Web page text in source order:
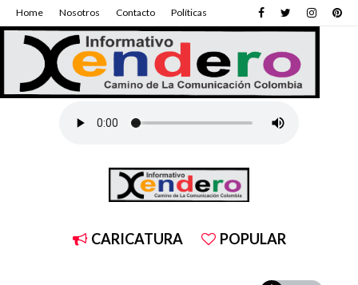
Home Nosotros Contacto Políticas
CARICATURA POPULAR